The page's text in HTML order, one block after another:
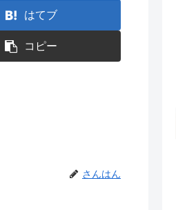
はてブ
コピー
さんはん